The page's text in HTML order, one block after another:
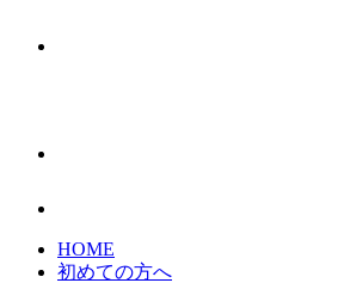
HOME
初めての方へ